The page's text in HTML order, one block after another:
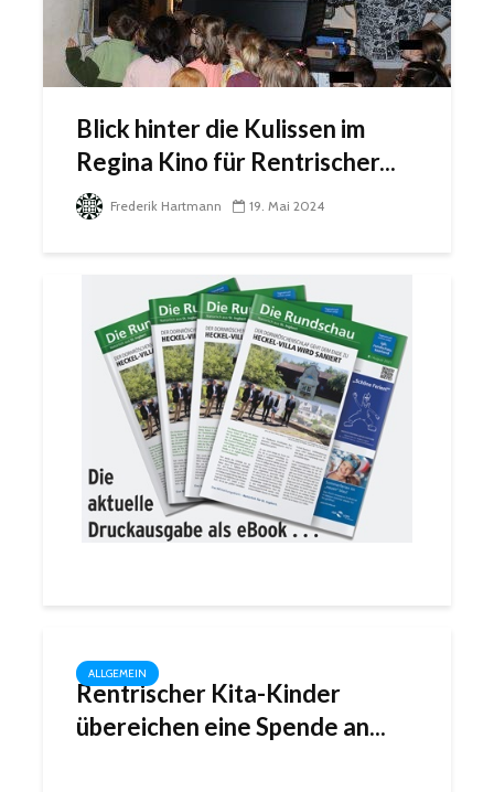
Blick hinter die Kulissen im
Regina Kino für Rentrischer...
Frederik Hartmann 19. Mai 2024
ALLGEMEIN
Rentrischer Kita-Kinder
übereichen eine Spende an...